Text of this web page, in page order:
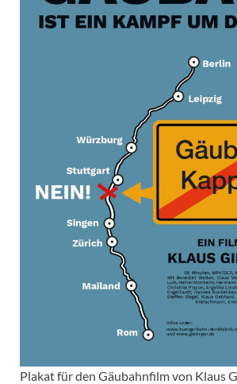
Plakat für den Gäubahnfilm von Klaus